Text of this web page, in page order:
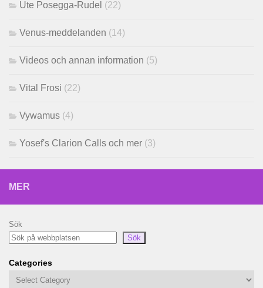
Ute Posegga-Rudel (22)
Venus-meddelanden (14)
Videos och annan information (5)
Vital Frosi (22)
Vywamus (4)
Yosef's Clarion Calls och mer (3)
MER
Sök
Sök
Categories